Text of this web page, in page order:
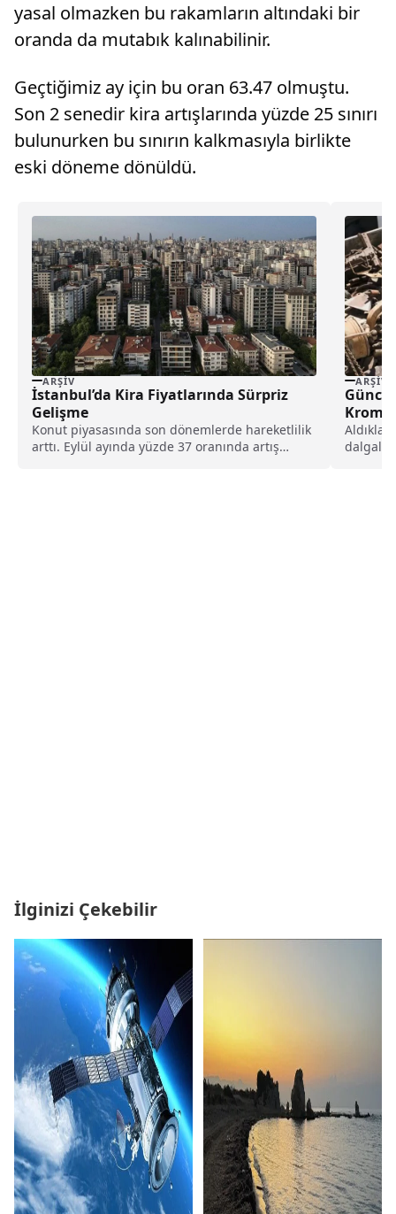
yasal olmazken bu rakamların altındaki bir
oranda da mutabık kalınabilinir.
Geçtiğimiz ay için bu oran 63.47 olmuştu.
Son 2 senedir kira artışlarında yüzde 25 sınırı
bulunurken bu sınırın kalkmasıyla birlikte
eski döneme dönüldü.
ARŞIV
İstanbul’da Kira Fiyatlarında Sürpriz
Gelişme
Konut piyasasında son dönemlerde hareketlilik
arttı. Eylül ayında yüzde 37 oranında artış
ARŞIV
Krom
İlginizi Çekebilir